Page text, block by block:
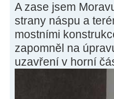
A zase jsem
strany náspu a
mostními
zapomněl na
uzavření v horní